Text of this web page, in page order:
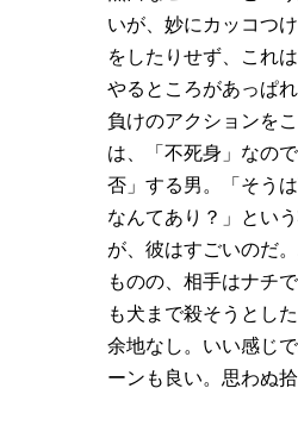
いが、妙にカッコつ
をしたりせず、これ
やるところがあっぱ
負けのアクションを
は、「不死身」なの
否」する男。「そう
なんてあり？」とい
が、彼はすごいのだ
ものの、相手はナチ
も犬まで殺そうとし
余地なし。いい感じ
ーンも良い。思わぬ